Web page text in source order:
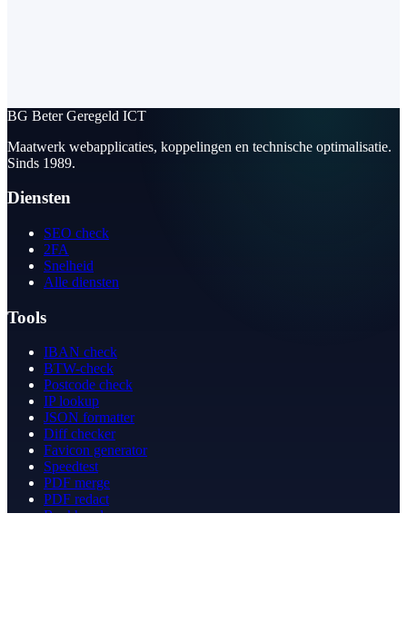
BG Beter Geregeld ICT
Maatwerk webapplicaties, koppelingen en technische optimalisatie.
Sinds 1989.
Diensten
SEO check
2FA
Snelheid
Alle diensten
Tools
IBAN check
BTW-check
Postcode check
IP lookup
JSON formatter
Diff checker
Favicon generator
Speedtest
PDF merge
PDF redact
Boekhouden